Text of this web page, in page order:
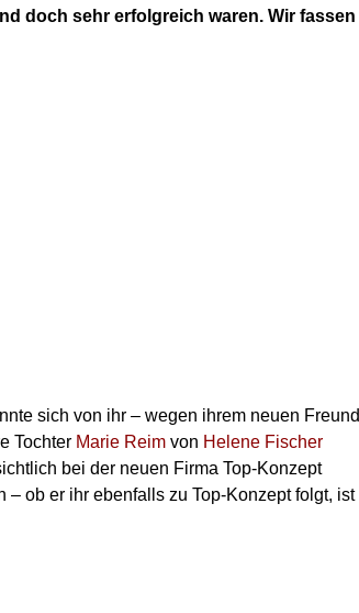
doch sehr erfolgreich waren. Wir fassen
sich von ihr – wegen ihrem neuen Freund
Tochter Marie Reim von Helene Fischer
bei der neuen Firma Top-Konzept
ob er ihr ebenfalls zu Top-Konzept folgt, ist